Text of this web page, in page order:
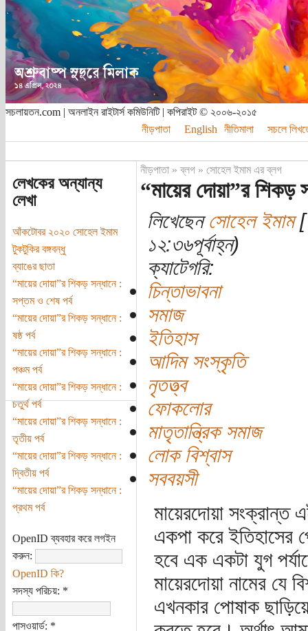
সচলায়তন.com | অনলাইন রাইটার্স কমিউনিটি | কপিরাইট © ২০০৬-২০১৫
নীড়পাতা
English নীতিমালা সচলে
লেখকের অন্যান্য
লেখা
আঁকটোবর ২০২০ সোহেল ইমাম
টুকটুকির বঙ্গবন্ধু
ব্যাঙের ছাতা
“মায়ের দোয়া”র শিকড় সন্ধানে :
সপ্তম ও শেষ পর্ব
“মায়ের দোয়া”র শিকড় সন্ধানে :
ষষ্ঠ পর্ব
“মায়ের দোয়া”র শিকড় সন্ধানে :
পঞ্চম পর্ব
“মায়ের দোয়া”র শিকড় সন্ধানে :
চতুর্থ পর্ব
“মায়ের দোয়া”র শিকড় সন্ধানে :
তৃতীয় পর্ব
“মায়ের দোয়া”র শিকড় সন্ধানে :
দ্বিতীয় পর্ব
“মায়ের দোয়া”র শিকড় সন্ধানে :
প্রথম পর্ব
OpenID ব্যবহার করে লগইন
করুন:
OpenID কি?
সদস্য পরিচয়: *
পাসওয়ার্ড: *
নীড়পাতা»ব্লগ» সোহেল ইমাম এর ব্লগ
“মায়ের দোয়া”র শিকড়
লিখেছেনসোহেল ইমাম
১২:৩৬পূর্বাহ্ন)
ক্যাটেগরি:
চিন্তাভাবনা
সমাজ
ইতিহাস
আদিম সংস্কৃতি
নৃতত্ত্ব
ফোকলোর
মাতৃতান্ত্রিক সমাজ
লোক বিশ্বাস
সববয়সী
মায়েরদোয়া সংক্রান্ত
একপা করে ইতিহাসের
হবে এক একটা যুগ
মায়েরদোয়া নামের যে
এখনকার পোষাক